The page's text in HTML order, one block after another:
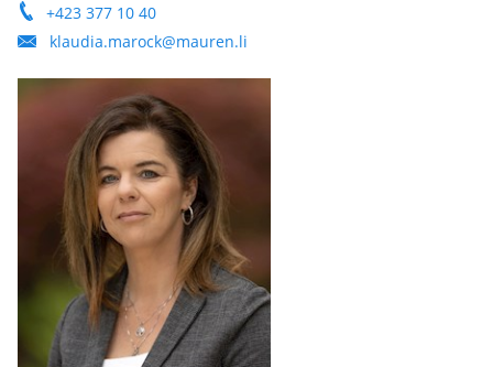
+423 377 10 40
klaudia.marock@mauren.li